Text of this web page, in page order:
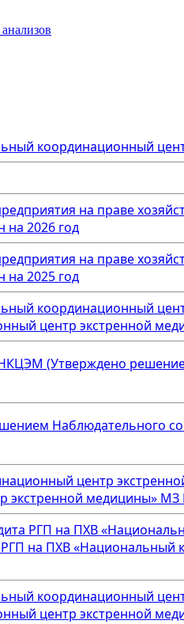
координационный
на праве
на 2026 год
на праве
на 2025 год
координационный
центр экстренной
(Утверждено
Наблюдательного
центр
медицины» МЗ
РГП на ПХВ
на ПХВ
координационный
центр экстренной